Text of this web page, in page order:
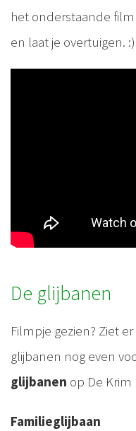
het onderstaande
en laat je overtuigen. :)
De glijbanen
Filmpje gezien? Ziet
glijbanen nog even
glijbanen op De
Familieglijbaan